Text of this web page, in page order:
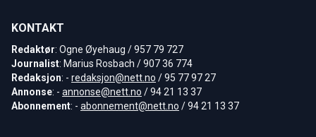
KONTAKT
Redaktør: Ogne Øyehaug / 957 79 727
Journalist: Marius Rosbach / 907 36 774
Redaksjon: - redaksjon@nett.no / 95 77 97 27
Annonse: - annonse@nett.no / 94 21 13 37
Abonnement: - abonnement@nett.no / 94 21 13 37